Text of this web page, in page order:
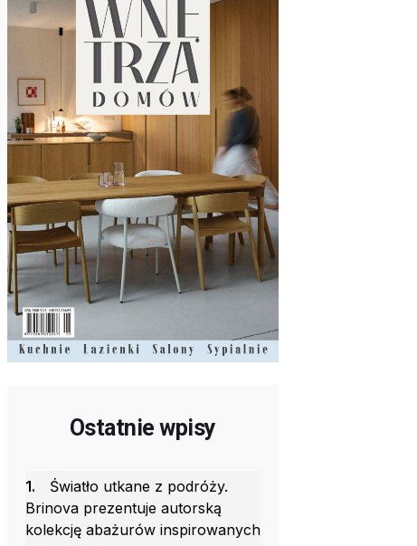
Ostatnie wpisy
1.
Światło utkane z podróży.
Brinova prezentuje autorską
kolekcję abażurów inspirowanych